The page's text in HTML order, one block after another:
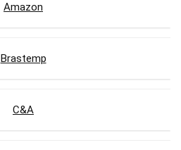
Amazon
Brastemp
C&A